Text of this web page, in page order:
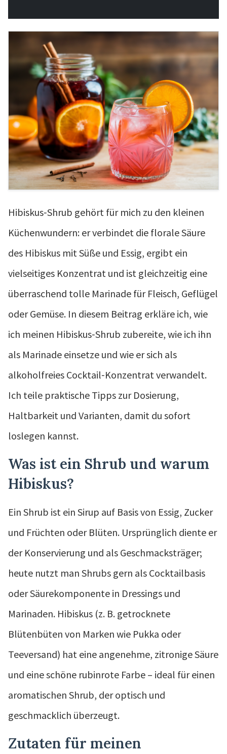
Hibiskus‑Shrub gehört für mich zu den kleinen
Küchenwundern: er verbindet die florale Säure
des Hibiskus mit Süße und Essig, ergibt ein
vielseitiges Konzentrat und ist gleichzeitig eine
überraschend tolle Marinade für Fleisch, Geflügel
oder Gemüse. In diesem Beitrag erkläre ich, wie
ich meinen Hibiskus‑Shrub zubereite, wie ich ihn
als Marinade einsetze und wie er sich als
alkoholfreies Cocktail‑Konzentrat verwandelt.
Ich teile praktische Tipps zur Dosierung,
Haltbarkeit und Varianten, damit du sofort
loslegen kannst.
Was ist ein Shrub und warum
Hibiskus?
Ein Shrub ist ein Sirup auf Basis von Essig, Zucker
und Früchten oder Blüten. Ursprünglich diente er
der Konservierung und als Geschmacksträger;
heute nutzt man Shrubs gern als Cocktailbasis
oder Säurekomponente in Dressings und
Marinaden. Hibiskus (z. B. getrocknete
Blütenbüten von Marken wie Pukka oder
Teeversand) hat eine angenehme, zitronige Säure
und eine schöne rubinrote Farbe – ideal für einen
aromatischen Shrub, der optisch und
geschmacklich überzeugt.
Zutaten für meinen